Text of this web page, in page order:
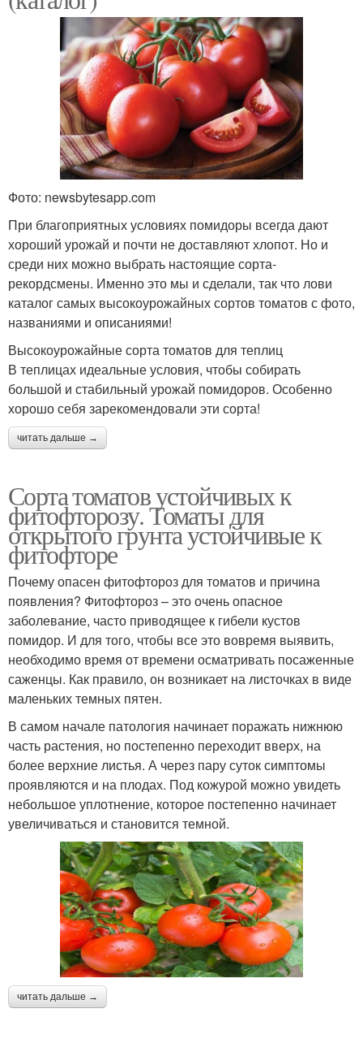
Фото: newsbytesapp.com
При благоприятных условиях помидоры всегда дают
хороший урожай и почти не доставляют хлопот. Но и
среди них можно выбрать настоящие сорта-
рекордсмены. Именно это мы и сделали, так что лови
каталог самых высокоурожайных сортов томатов с фото,
названиями и описаниями!
Высокоурожайные сорта томатов для теплиц
В теплицах идеальные условия, чтобы собирать
большой и стабильный урожай помидоров. Особенно
хорошо себя зарекомендовали эти сорта!
читать дальше →
Сорта томатов устойчивых к
фитофторозу. Томаты для
открытого грунта устойчивые к
фитофторе
Почему опасен фитофтороз для томатов и причина
появления? Фитофтороз – это очень опасное
заболевание, часто приводящее к гибели кустов
помидор. И для того, чтобы все это вовремя выявить,
необходимо время от времени осматривать посаженные
саженцы. Как правило, он возникает на листочках в виде
маленьких темных пятен.
В самом начале патология начинает поражать нижнюю
часть растения, но постепенно переходит вверх, на
более верхние листья. А через пару суток симптомы
проявляются и на плодах. Под кожурой можно увидеть
небольшое уплотнение, которое постепенно начинает
увеличиваться и становится темной.
читать дальше →